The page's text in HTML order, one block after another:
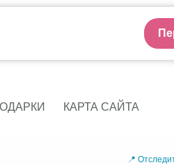
КАРТА САЙТА
📍